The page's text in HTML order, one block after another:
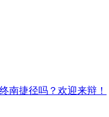
南捷径吗？欢迎来辩！